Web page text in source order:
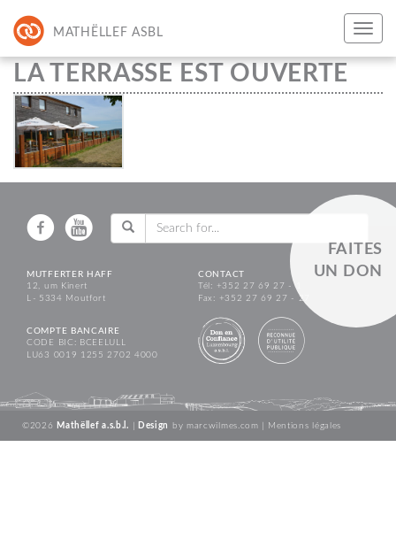
MATHËLLEF ASBL
FAITES
UN DON
LA TERRASSE EST OUVERTE
MUTFERTER HAFF
12, um Kinert
L - 5334 Moutfort
CONTACT
Tél: +352 27 69 27 - 1
Fax: +352 27 69 27 - 27
COMPTE BANCAIRE
CODE BIC: BCEELULL
LU63 0019 1255 2702 4000
©2026 Mathëllef a.s.b.l. Design by marcwilmes.com Mentions légales